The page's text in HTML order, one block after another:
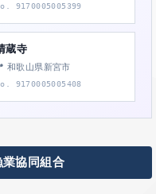
9170005005399
蔵寺
和歌山県新宮市
9170005005408
業協同組合